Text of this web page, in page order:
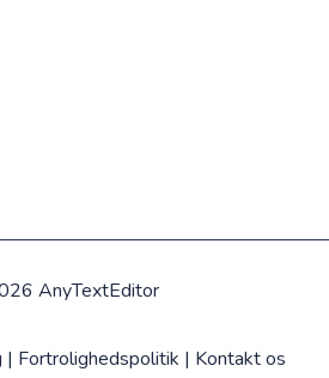
AnyTextEditor
| Fortrolighedspolitik | Kontakt os